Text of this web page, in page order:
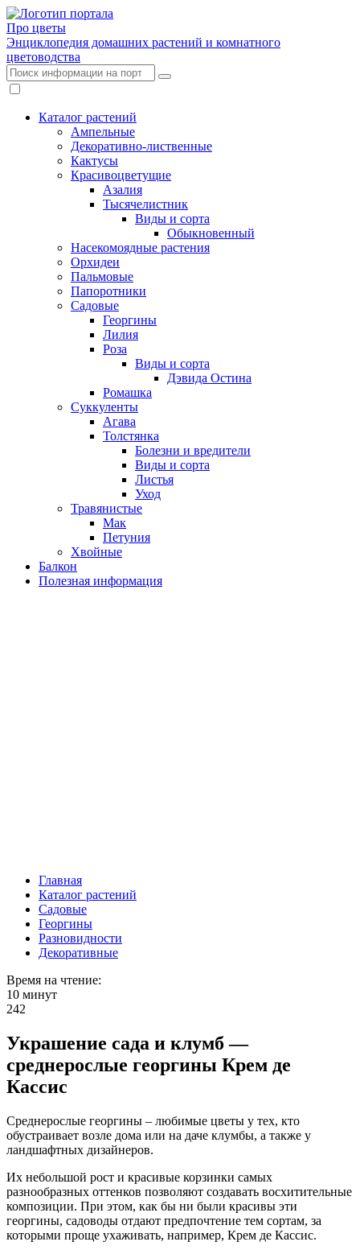
Про цветы
Энциклопедия домашних растений и комнатного
цветоводства
Каталог растений
Ампельные
Декоративно-лиственные
Кактусы
Красивоцветущие
Азалия
Тысячелистник
Виды и сорта
Обыкновенный
Насекомоядные растения
Орхидеи
Пальмовые
Папоротники
Садовые
Георгины
Лилия
Роза
Виды и сорта
Дэвида Остина
Ромашка
Суккуленты
Агава
Толстянка
Болезни и вредители
Виды и сорта
Листья
Уход
Травянистые
Мак
Петуния
Хвойные
Балкон
Полезная информация
Главная
Каталог растений
Садовые
Георгины
Разновидности
Декоративные
Время на чтение:
10 минут
242
Украшение сада и клумб —
среднерослые георгины Крем де
Кассис
Среднерослые георгины – любимые цветы у тех, кто
обустраивает возле дома или на даче клумбы, а также у
ландшафтных дизайнеров.
Их небольшой рост и красивые корзинки самых
разнообразных оттенков позволяют создавать восхитительные
композиции. При этом, как бы ни были красивы эти
георгины, садоводы отдают предпочтение тем сортам, за
которыми проще ухаживать, например, Крем де Кассис.